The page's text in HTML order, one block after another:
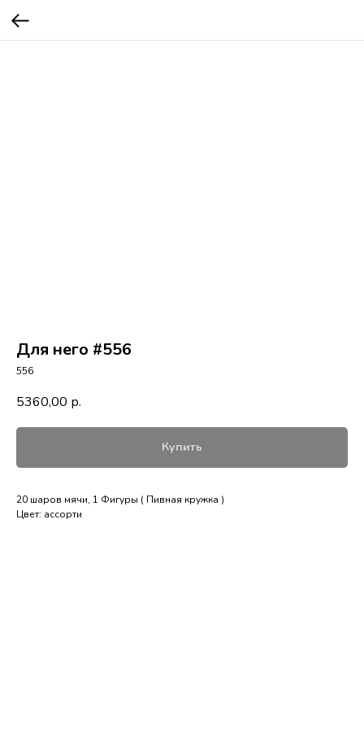
Для него #556
556
5360,00 р.
Купить
20 шаров мячи, 1 Фигуры ( Пивная кружка )
Цвет: ассорти